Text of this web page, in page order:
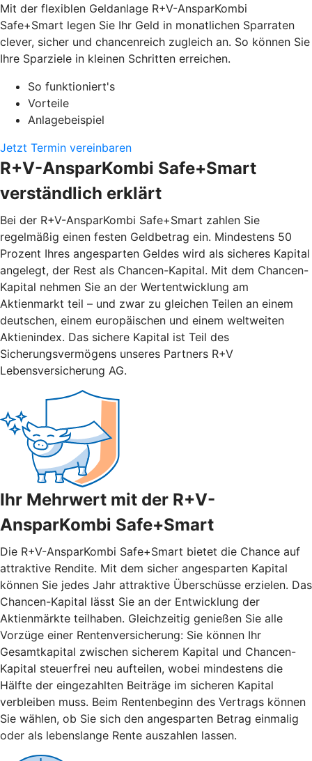
Mit der flexiblen Geldanlage R+V-AnsparKombi
Safe+Smart legen Sie Ihr Geld in monatlichen Sparraten
clever, sicher und chancenreich zugleich an. So können Sie
Ihre Sparziele in kleinen Schritten erreichen.
So funktioniert's
Vorteile
Anlagebeispiel
Jetzt Termin vereinbaren
R+V-AnsparKombi Safe+Smart
verständlich erklärt
Bei der R+V-AnsparKombi Safe+Smart zahlen Sie
regelmäßig einen festen Geldbetrag ein. Mindestens 50
Prozent Ihres angesparten Geldes wird als sicheres Kapital
angelegt, der Rest als Chancen-Kapital. Mit dem Chancen-
Kapital nehmen Sie an der Wertentwicklung am
Aktienmarkt teil – und zwar zu gleichen Teilen an einem
deutschen, einem europäischen und einem weltweiten
Aktienindex. Das sichere Kapital ist Teil des
Sicherungsvermögens unseres Partners R+V
Lebensversicherung AG.
Ihr Mehrwert mit der R+V-
AnsparKombi Safe+Smart
Die R+V-AnsparKombi Safe+Smart bietet die Chance auf
attraktive Rendite. Mit dem sicher angesparten Kapital
können Sie jedes Jahr attraktive Überschüsse erzielen. Das
Chancen-Kapital lässt Sie an der Entwicklung der
Aktienmärkte teilhaben. Gleichzeitig genießen Sie alle
Vorzüge einer Rentenversicherung: Sie können Ihr
Gesamtkapital zwischen sicherem Kapital und Chancen-
Kapital steuerfrei neu aufteilen, wobei mindestens die
Hälfte der eingezahlten Beiträge im sicheren Kapital
verbleiben muss. Beim Rentenbeginn des Vertrags können
Sie wählen, ob Sie sich den angesparten Betrag einmalig
oder als lebenslange Rente auszahlen lassen.